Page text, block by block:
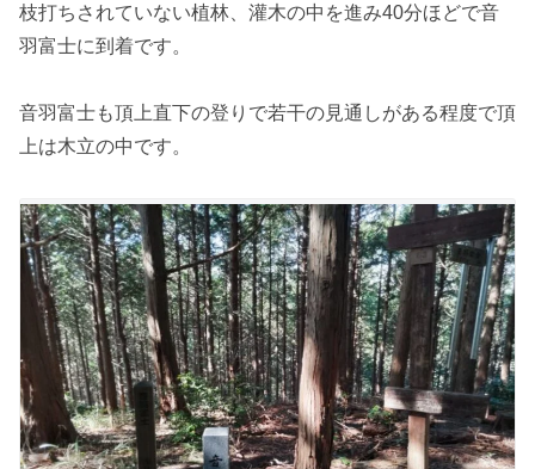
枝打ちされていない植林、灌木の中を進み40分ほどで音
羽富士に到着です。
音羽富士も頂上直下の登りで若干の見通しがある程度で頂
上は木立の中です。